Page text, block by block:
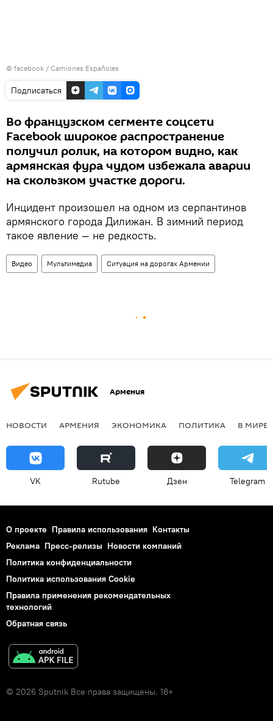
© facebook / Camiones Españoles
Подписаться
Во французском сегменте соцсети
Facebook широкое распространение
получил ролик, на котором видно, как
армянская фура чудом избежала аварии
на скользком участке дороги.
Инцидент произошел на одном из серпантинов
армянского города Дилижан. В зимний период
такое явление — не редкость.
Видео Мультимедиа Ситуация на дорогах Армении
Армения
НОВОСТИ АРМЕНИЯ ЭКОНОМИКА ПОЛИТИКА В МИРЕ
VK Rutube Дзен Telegram
О проекте Правила использования Контакты
Реклама Пресс-релизы Новости компаний
Политика конфиденциальности
Политика использования Cookie
Правила применения рекомендательных
технологий
Обратная связь
© 2026 Sputnik Все права защищены. 18+